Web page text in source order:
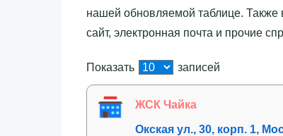
нашей обновляемой таблице.
сайт, электронная почта и прочие
Показать записей
ЖСК Чайка
Окская ул., 30, корп. 1,